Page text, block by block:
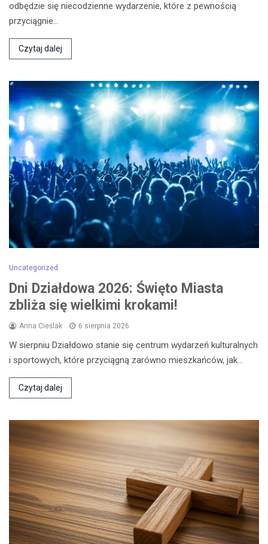
odbędzie się niecodzienne wydarzenie, które z pewnością
przyciągnie…
Czytaj dalej
Uncategorized
Dni Działdowa 2026: Święto Miasta
zbliża się wielkimi krokami!
Anna Cieślak 6 sierpnia 2026
W sierpniu Działdowo stanie się centrum wydarzeń kulturalnych
i sportowych, które przyciągną zarówno mieszkańców, jak…
Czytaj dalej